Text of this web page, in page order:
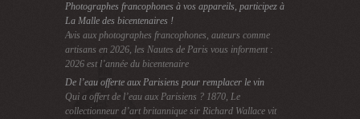
Photographes francophones à vos appareils, participez à
La Malle des bicentenaires !
Avis aux photographes francophones, auteurs comme
artisans en 2026, les Nautes de Paris vous informent :
2026 est l’année du bicentenaire
De l’eau offerte aux Parisiens pour remplacer le vin
Qui a offert de l’eau aux Parisiens ? 1870, Le
collectionneur d’art britannique sir Richard Wallace vit